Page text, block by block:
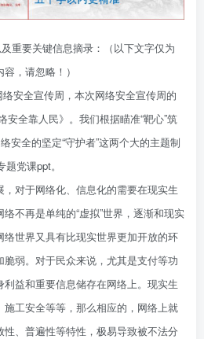
重要关键信息摘录：（以下文字仅为
，请忽略！）
安全宣传周，本次网络安全宣传周的
安全靠人民》。我们根据瞄准“靶心”筑
安全的坚定“守护者”这两个大的主题制
党课ppt。
对于网络化、信息化的需要在现实生
不再是单纯的“虚拟”世界，逐渐和现实
世界又具有比现实世界更加开放的环
弱。对于民众来说，尤其是支付等功
益和重要信息储存在网络上。现实生
工安全等等，那么相应的，网络上就
、普遍性等特性，极易导致被不法分